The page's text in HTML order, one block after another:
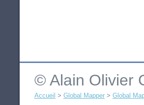
© Alain Olivier
Accueil > Global Mapper > Global